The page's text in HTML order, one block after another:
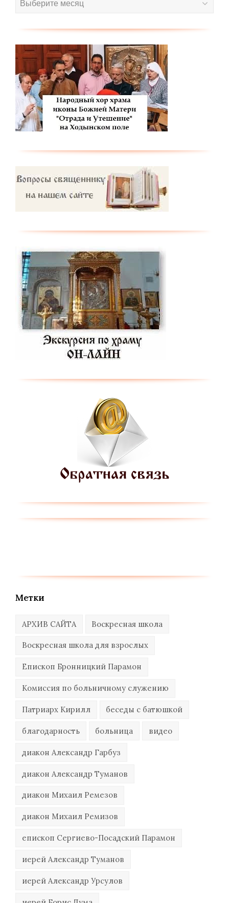
Метки
АРХИВ САЙТА Воскресная школа
Воскресная школа для взрослых
Епископ Бронницкий Парамон
Комиссия по больничному служению
Патриарх Кирилл беседы с батюшкой
благодарность больница видео
диакон Александр Гарбуз
диакон Александр Туманов
диакон Михаил Ремезов
диакон Михаил Ремизов
епископ Сергиево-Посадский Парамон
иерей Александр Туманов
иерей Александр Урсулов